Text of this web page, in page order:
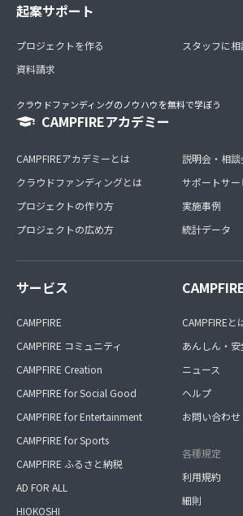
起案サポート
プロジェクトを作る
資料請求
スタッフに相
クラウドファンディングのノウハウを無料で学ぼう
CAMPFIREアカデミー
CAMPFIREアカデミーとは
クラウドファンディングとは
プロジェクトの作り方
プロジェクトの広め方
説明会・相談
サポートサー
実施事例
統計データ
サービス
CAMPFIRE
CAMPFIRE コミュニティ
CAMPFIRE Creation
CAMPFIRE for Social Good
CAMPFIRE for Entertainment
CAMPFIRE for Sports
CAMPFIRE ふるさと納税
AD FOR ALL
HIOKOSHI
CAMPFIREと
あんしん・
ニュース
ヘルプ
お問い合わせ
各種規定
利用規約
細則